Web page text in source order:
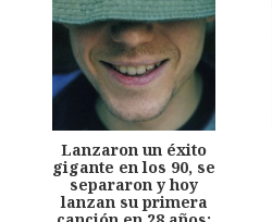
Lanzaron un éxito
gigante en los 90, se
separaron y hoy
lanzan su primera